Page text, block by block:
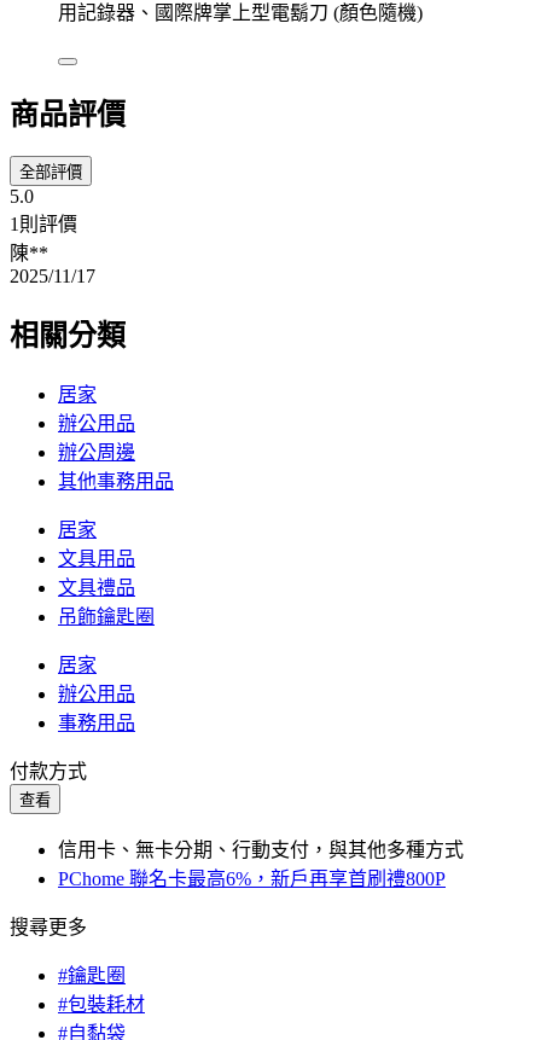
用記錄器、國際牌掌上型電鬍刀 (顏色隨機)
商品評價
全部評價
5.0
1則評價
陳**
2025/11/17
相關分類
居家
辦公用品
辦公周邊
其他事務用品
居家
文具用品
文具禮品
吊飾鑰匙圈
居家
辦公用品
事務用品
付款方式
查看
信用卡、無卡分期、行動支付，與其他多種方式
PChome 聯名卡最高6%，新戶再享首刷禮800P
搜尋更多
#鑰匙圈
#包裝耗材
#自黏袋